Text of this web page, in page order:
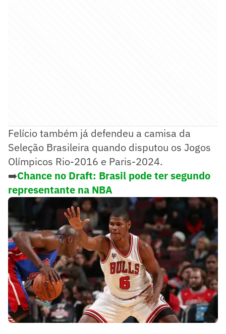
Felício também já defendeu a camisa da
Seleção Brasileira quando disputou os Jogos
Olímpicos Rio-2016 e Paris-2024.
➡️Chance no Draft: Brasil pode ter segundo
representante na NBA